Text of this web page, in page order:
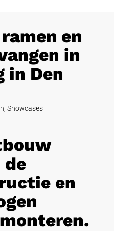
en
in
in Den
Showcases
de
en